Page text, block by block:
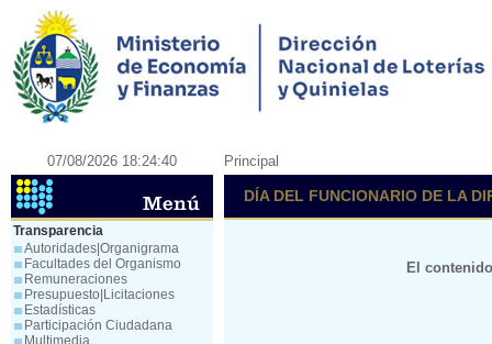
07/08/2026 18:24:40 Principal
Transparencia
Autoridades|Organigrama
Facultades del Organismo
Remuneraciones
Presupuesto|Licitaciones
Estadísticas
Participación Ciudadana
Multimedia
DÍA DEL FUNCIONARIO DE LA
El